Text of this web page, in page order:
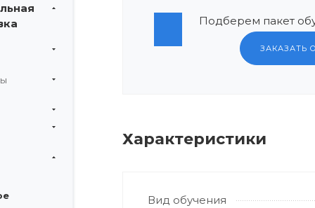
Подберем пакет
ЗАКАЗАТЬ
Характеристики
Вид обучения